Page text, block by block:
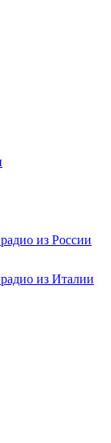
из России
из Италии